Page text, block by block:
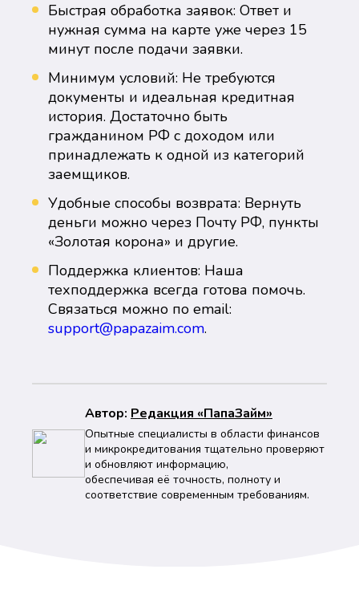
Быстрая обработка заявок: Ответ и
нужная сумма на карте уже через 15
минут после подачи заявки.
Минимум условий: Не требуются
документы и идеальная кредитная
история. Достаточно быть
гражданином РФ с доходом или
принадлежать к одной из категорий
заемщиков.
Удобные способы возврата: Вернуть
деньги можно через Почту РФ, пункты
«Золотая корона» и другие.
Поддержка клиентов: Наша
техподдержка всегда готова помочь.
Связаться можно по email:
support@papazaim.com.
Автор: Peдaкция «ПапаЗайм»
Опытные специалисты в области финансов
и микрокредитования тщательно проверяют
и обновляют информацию,
обеспечивая её точность, полноту и
соответствие современным требованиям.